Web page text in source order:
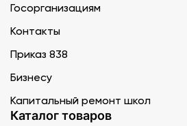
Госорганизациям
Контакты
Приказ 838
Бизнесу
Капитальный ремонт школ
Каталог товаров